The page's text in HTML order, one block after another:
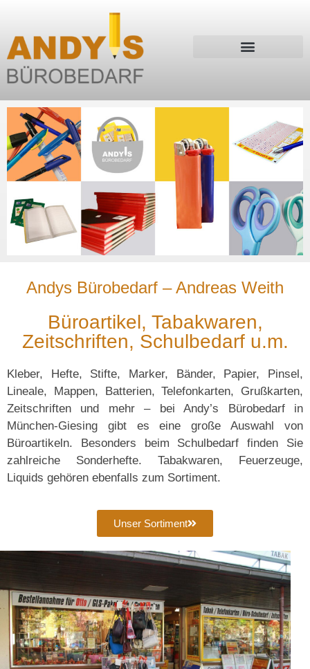
Andys Bürobedarf – Andreas Weith
Büroartikel, Tabakwaren,
Zeitschriften, Schulbedarf u.m.
Kleber, Hefte, Stifte, Marker, Bänder, Papier, Pinsel,
Lineale, Mappen, Batterien, Telefonkarten, Grußkarten,
Zeitschriften und mehr – bei Andy’s Bürobedarf in
München-Giesing gibt es eine große Auswahl von
Büroartikeln. Besonders beim Schulbedarf finden Sie
zahlreiche Sonderhefte. Tabakwaren, Feuerzeuge,
Liquids gehören ebenfalls zum Sortiment.
Unser Sortiment